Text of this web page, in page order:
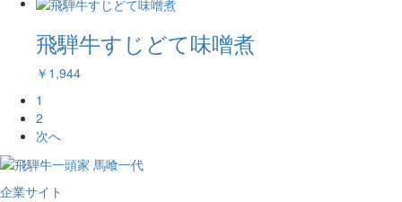
飛騨牛すじどて味噌煮
￥1,944
1
2
次へ
企業サイト